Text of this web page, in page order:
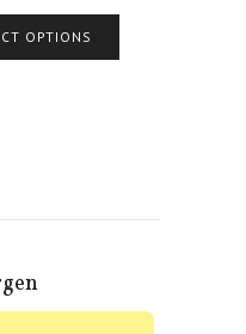
OPTIONS